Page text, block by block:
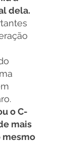
dela.
o C-
mais
mesmo